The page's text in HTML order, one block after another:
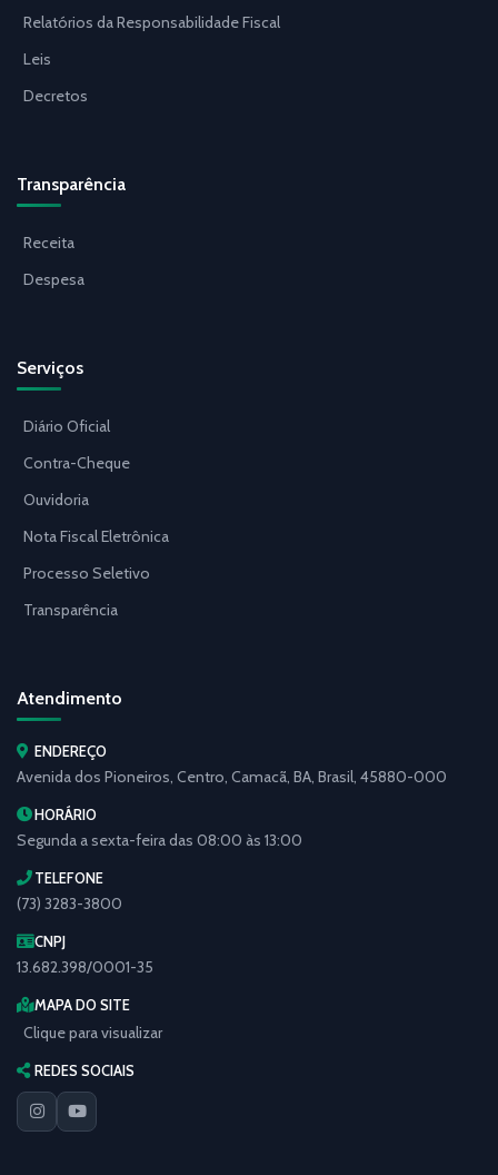
Relatórios da Responsabilidade Fiscal
Leis
Decretos
Transparência
Receita
Despesa
Serviços
Diário Oficial
Contra-Cheque
Ouvidoria
Nota Fiscal Eletrônica
Processo Seletivo
Transparência
Atendimento
ENDEREÇO
Avenida dos Pioneiros, Centro, Camacã, BA, Brasil, 45880-000
HORÁRIO
Segunda a sexta-feira das 08:00 às 13:00
TELEFONE
(73) 3283-3800
CNPJ
13.682.398/0001-35
MAPA DO SITE
Clique para visualizar
REDES SOCIAIS